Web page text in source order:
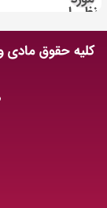
نظر را
انتخاب
کنید
کلیه حقوق